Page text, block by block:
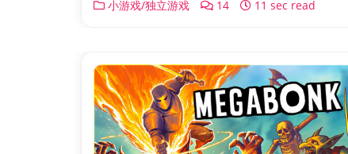
小游戏/独立游戏 14 11 sec read